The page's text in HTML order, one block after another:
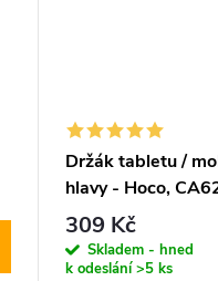
Držák tabletu /
hlavy - Hoco,
309 Kč
Skladem - hned
k odeslání>5 ks